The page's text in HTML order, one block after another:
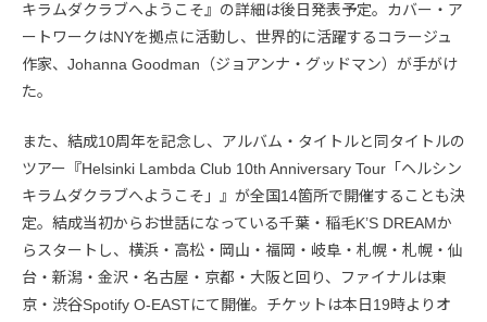
キラムダクラブへようこそ』の詳細は後日発表予定。カバー・ア
ートワークはNYを拠点に活動し、世界的に活躍するコラージュ
作家、Johanna Goodman（ジョアンナ・グッドマン）が手がけ
た。
また、結成10周年を記念し、アルバム・タイトルと同タイトルの
ツアー『Helsinki Lambda Club 10th Anniversary Tour「ヘルシン
キラムダクラブへようこそ」』が全国14箇所で開催することも決
定。結成当初からお世話になっている千葉・稲毛K’S DREAMか
らスタートし、横浜・高松・岡山・福岡・岐阜・札幌・札幌・仙
台・新潟・金沢・名古屋・京都・大阪と回り、ファイナルは東
京・渋谷Spotify O-EASTにて開催。チケットは本日19時よりオ